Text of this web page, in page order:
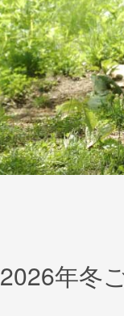
2026年冬